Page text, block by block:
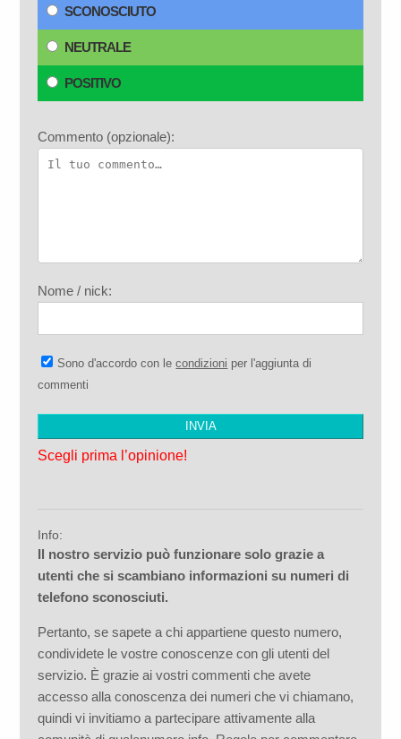
SCONOSCIUTO
NEUTRALE
POSITIVO
Commento (opzionale):
Nome / nick:
Sono d'accordo con lecondizioni per l'aggiunta di
commenti
Scegli prima l’opinione!
Info:
Il nostro servizio può funzionare solo grazie a
utenti che si scambiano informazioni su numeri di
telefono sconosciuti.
Pertanto, se sapete a chi appartiene questo numero,
condividete le vostre conoscenze con gli utenti del
servizio. È grazie ai vostri commenti che avete
accesso alla conoscenza dei numeri che vi chiamano,
quindi vi invitiamo a partecipare attivamente alla